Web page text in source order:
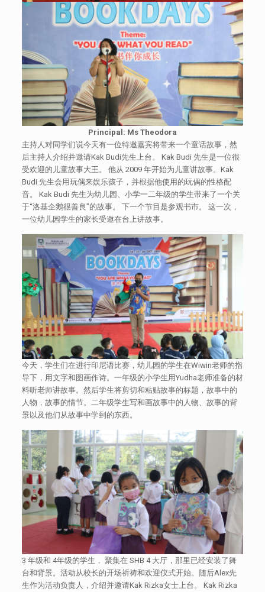
Principal: Ms Theodora
主持人对同学们说今天有一位特邀嘉宾将带来一个童话故事，然
后主持人介绍并邀请Kak Budi先生上台。 Kak Budi 先生是一位很
受欢迎的儿童故事大王。 他从 2009 年开始为儿童讲故事。Kak
Budi 先生会用玩偶来娱乐孩子，并根据他使用的玩偶的性格配
音。 Kak Budi 先生为幼儿园、小学一二年级的学生带来了一个关
于“洛基企鹅很善良”的故事。 下一个节目是参观书市。 这一次，
一位幼儿园学生的家长受邀在台上讲故事。
今天，学生们在进行印尼语比赛，幼儿园的学生在Wiwin老师的指
导下，用文字和图画作诗。一年级的小学生用Yudha老师准备的材
料听老师讲故事。然后学生将剪切和粘贴故事的标题，故事中的
人物，故事的情节。二年级学生写和画故事中的人物、故事的背
景以及他们从故事中学到的东西。
3 年级和 4年级的学生， 聚集在 SHB 4 大厅，那里已经安装了舞
台和背景。活动从校长的开场祈祷和欢迎仪式开始。随后Alex先
生作为活动负责人，介绍并邀请Kak Rizka女士上台。 Kak Rizka